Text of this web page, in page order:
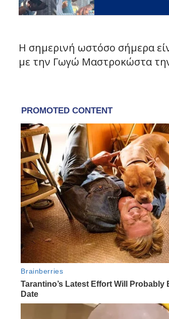
Η σημερινή ωστόσο σήμερα
με την Γωγώ Μαστροκώστα